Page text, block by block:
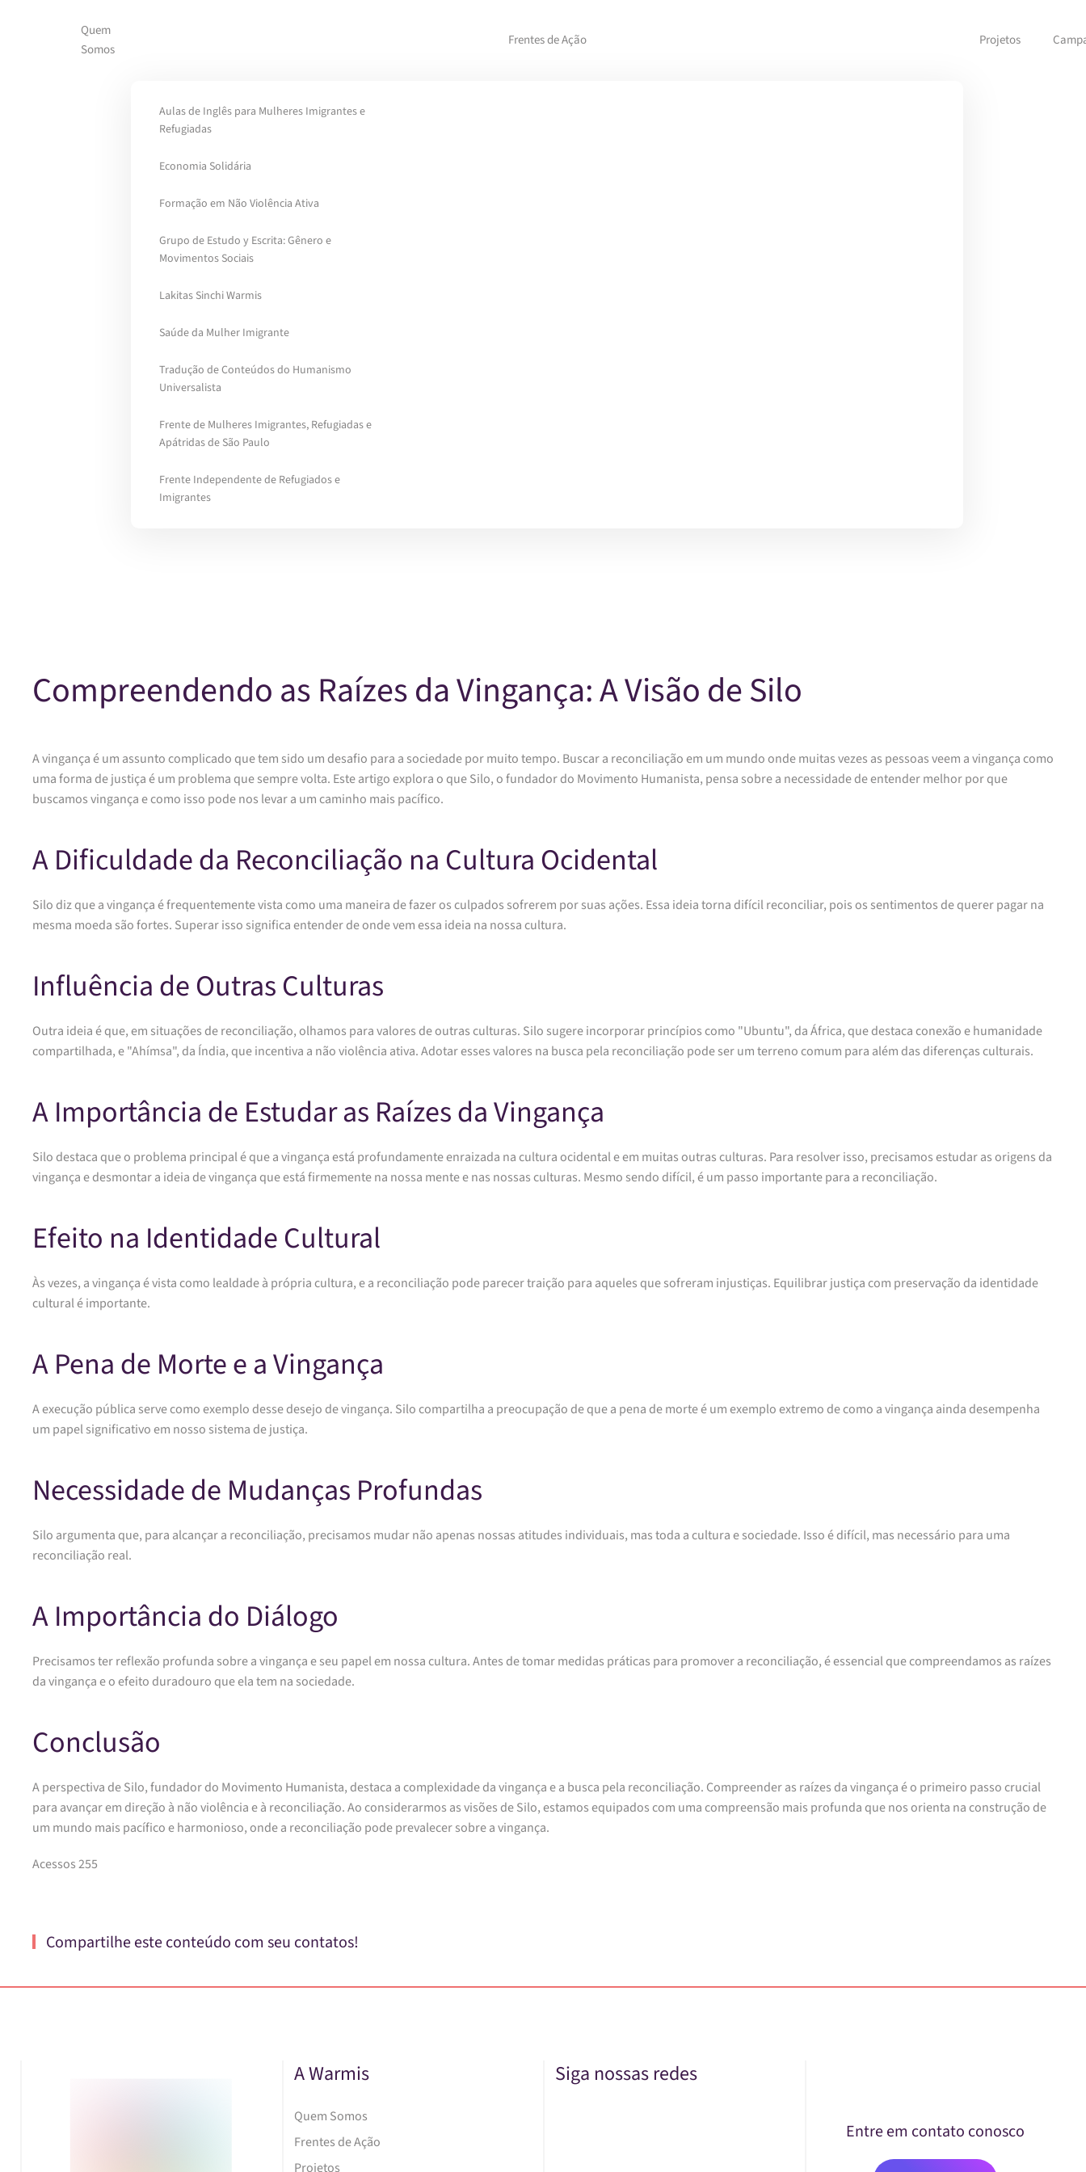
Skip to main content
Quem
Somos
Frentes de Ação
Aulas de Inglês para Mulheres Imigrantes e
Refugiadas
Economia Solidária
Formação em Não Violência Ativa
Grupo de Estudo y Escrita: Gênero e
Movimentos Sociais
Lakitas Sinchi Warmis
Saúde da Mulher Imigrante
Tradução de Conteúdos do Humanismo
Universalista
Frente de Mulheres Imigrantes, Refugiadas e
Apátridas de São Paulo
Frente Independente de Refugiados e
Imigrantes
Projetos
Compreendendo as Raízes da Vingança: A Visão de Silo
A vingança é um assunto complicado que tem sido um desafio para a sociedade por muito tempo. Buscar a reconciliação em um mundo onde muitas vezes as pessoas veem a vingança como
uma forma de justiça é um problema que sempre volta. Este artigo explora o que Silo, o fundador do Movimento Humanista, pensa sobre a necessidade de entender melhor por que
buscamos vingança e como isso pode nos levar a um caminho mais pacífico.
A Dificuldade da Reconciliação na Cultura Ocidental
Silo diz que a vingança é frequentemente vista como uma maneira de fazer os culpados sofrerem por suas ações. Essa ideia torna difícil reconciliar, pois os sentimentos de querer pagar na
mesma moeda são fortes. Superar isso significa entender de onde vem essa ideia na nossa cultura.
Influência de Outras Culturas
Outra ideia é que, em situações de reconciliação, olhamos para valores de outras culturas. Silo sugere incorporar princípios como "Ubuntu", da África, que destaca conexão e humanidade
compartilhada, e "Ahímsa", da Índia, que incentiva a não violência ativa. Adotar esses valores na busca pela reconciliação pode ser um terreno comum para além das diferenças culturais.
A Importância de Estudar as Raízes da Vingança
Silo destaca que o problema principal é que a vingança está profundamente enraizada na cultura ocidental e em muitas outras culturas. Para resolver isso, precisamos estudar as origens da
vingança e desmontar a ideia de vingança que está firmemente na nossa mente e nas nossas culturas. Mesmo sendo difícil, é um passo importante para a reconciliação.
Efeito na Identidade Cultural
Às vezes, a vingança é vista como lealdade à própria cultura, e a reconciliação pode parecer traição para aqueles que sofreram injustiças. Equilibrar justiça com preservação da identidade
cultural é importante.
A Pena de Morte e a Vingança
A execução pública serve como exemplo desse desejo de vingança. Silo compartilha a preocupação de que a pena de morte é um exemplo extremo de como a vingança ainda desempenha
um papel significativo em nosso sistema de justiça.
Necessidade de Mudanças Profundas
Silo argumenta que, para alcançar a reconciliação, precisamos mudar não apenas nossas atitudes individuais, mas toda a cultura e sociedade. Isso é difícil, mas necessário para uma
reconciliação real.
A Importância do Diálogo
Precisamos ter reflexão profunda sobre a vingança e seu papel em nossa cultura. Antes de tomar medidas práticas para promover a reconciliação, é essencial que compreendamos as raízes
da vingança e o efeito duradouro que ela tem na sociedade.
Conclusão
A perspectiva de Silo, fundador do Movimento Humanista, destaca a complexidade da vingança e a busca pela reconciliação. Compreender as raízes da vingança é o primeiro passo crucial
para avançar em direção à não violência e à reconciliação. Ao considerarmos as visões de Silo, estamos equipados com uma compreensão mais profunda que nos orienta na construção de
um mundo mais pacífico e harmonioso, onde a reconciliação pode prevalecer sobre a vingança.
Acessos 255
Compartilhe este conteúdo com seu contatos!
A Warmis
Quem Somos
Frentes de Ação
Projetos
Siga nossas redes
Entre em contato conosco